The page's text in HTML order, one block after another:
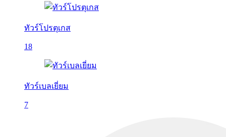
ทัวร์โปรตุเกส
18
ทัวร์เบลเยี่ยม
7